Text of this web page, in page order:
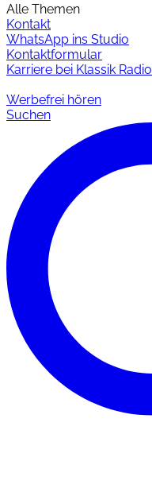
Alle Themen
Kontakt
WhatsApp ins Studio
Kontaktformular
Karriere bei Klassik Radio
Werbefrei hören
Suchen